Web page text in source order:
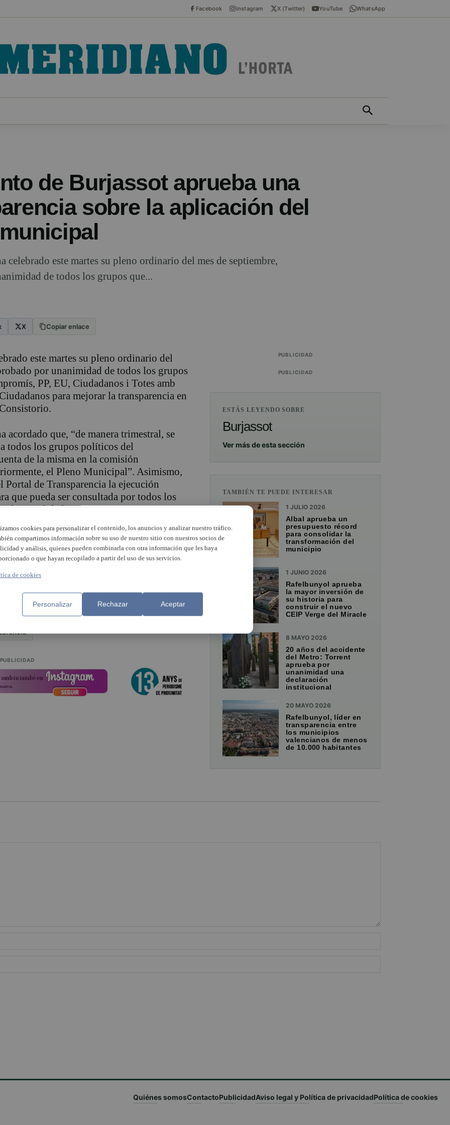
Facebook Instagram X (Twitter) YouTube WhatsApp
de Burjassot aprueba una
sobre la aplicación del
celebrado este martes su pleno ordinario del mes de septiembre,
de todos los grupos que...
X Copiar enlace
este martes su pleno ordinario del
por unanimidad de todos los grupos
PP, EU, Ciudadanos i Totes amb
para mejorar la transparencia en
acordado que, “de manera trimestral, se
todos los grupos políticos del
de la misma en la comisión
el Pleno Municipal”. Asimismo,
Portal de Transparencia la ejecución
que pueda ser consultada por todos los
comodidad”.
se publiquen en el Portal de
que se van realizando a lo largo
se hagan patentes en los organismos
el IMCJB o CEMEF”.
PUBLICIDAD
PUBLICIDAD
PUBLICIDAD
ESTÁS LEYENDO SOBRE
Burjassot
Ver más de esta sección
TAMBIÉN TE PUEDE INTERESAR
1 JULIO 2026
Albal aprueba un
presupuesto récord
para consolidar la
transformación del
municipio
1 JUNIO 2026
Rafelbunyol aprueba
la mayor inversión de
su historia para
construir el nuevo
CEIP Verge del Miracle
8 MAYO 2026
20 años del accidente
del Metro: Torrent
aprueba por
unanimidad una
declaración
institucional
20 MAYO 2026
Rafelbunyol, líder en
transparencia entre
los municipios
valencianos de menos
de 10.000 habitantes
Quiénes somosContactoPublicidadAviso legal y Política de privacidadPolítica de cookies
cookies para personalizar el contenido, los anuncios y analizar nuestro tráfico.
compartimos información sobre su uso de nuestro sitio con nuestros socios de
y análisis, quienes pueden combinarla con otra información que les haya
o que hayan recopilado a partir del uso de sus servicios.
de cookies
Personalizar Rechazar Aceptar